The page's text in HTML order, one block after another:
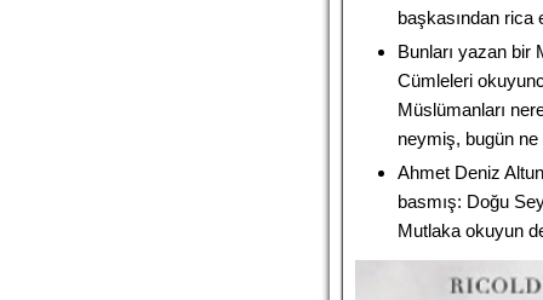
başkasından rica
Bunları yazan bir
Cümleleri
Müslümanları
neymiş, bugün
Ahmet Deniz
basmış: Doğu
Mutlaka okuyun